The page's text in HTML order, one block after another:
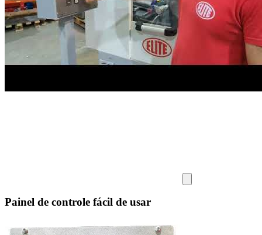
Painel de controle fácil de usar